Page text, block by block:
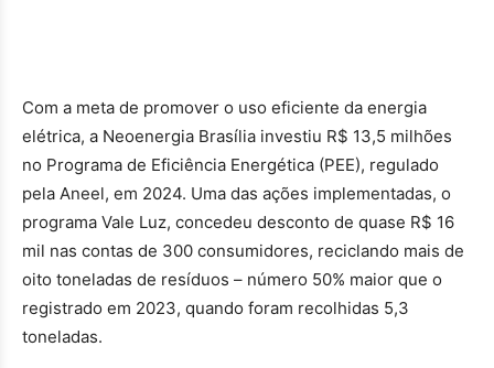
Com a meta de promover o uso eficiente da energia
elétrica, a Neoenergia Brasília investiu R$ 13,5 milhões
no Programa de Eficiência Energética (PEE), regulado
pela Aneel, em 2024. Uma das ações implementadas, o
programa Vale Luz, concedeu desconto de quase R$ 16
mil nas contas de 300 consumidores, reciclando mais de
oito toneladas de resíduos – número 50% maior que o
registrado em 2023, quando foram recolhidas 5,3
toneladas.